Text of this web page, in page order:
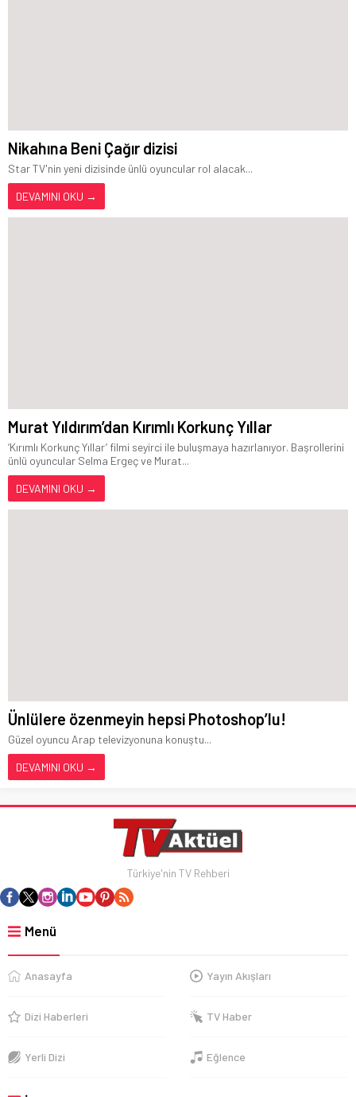
Nikahına Beni Çağır dizisi
Star TV'nin yeni dizisinde ünlü oyuncular rol alacak...
DEVAMINI OKU →
Murat Yıldırım’dan Kırımlı Korkunç Yıllar
‘Kırımlı Korkunç Yıllar’ filmi seyirci ile buluşmaya hazırlanıyor. Başrollerini
ünlü oyuncular Selma Ergeç ve Murat...
DEVAMINI OKU →
Ünlülere özenmeyin hepsi Photoshop’lu!
Güzel oyuncu Arap televizyonuna konuştu...
DEVAMINI OKU →
Türkiye'nin TV Rehberi
Menü
Anasayfa Yayın Akışları
Dizi Haberleri TV Haber
Yerli Dizi Eğlence